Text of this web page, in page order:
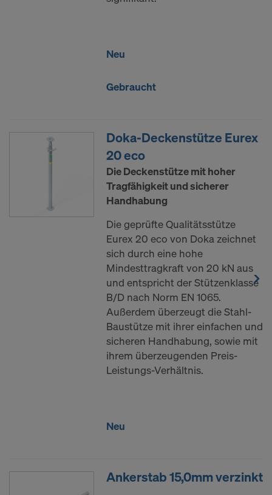
Neu
Gebraucht
Doka-Deckenstütze Eurex
20 eco
Die Deckenstütze mit hoher
Tragfähigkeit und sicherer
Handhabung
Die geprüfte Qualitätsstütze
Eurex 20 eco von Doka zeichnet
sich durch eine hohe
Mindesttragkraft von 20 kN aus
und entspricht der Stützenklasse
B/D nach Norm EN 1065.
Außerdem überzeugt die Stahl-
Baustütze mit ihrer einfachen und
sicheren Handhabung, sowie mit
ihrem überzeugenden Preis-
Leistungs-Verhältnis.
Neu
Ankerstab 15,0mm verzinkt